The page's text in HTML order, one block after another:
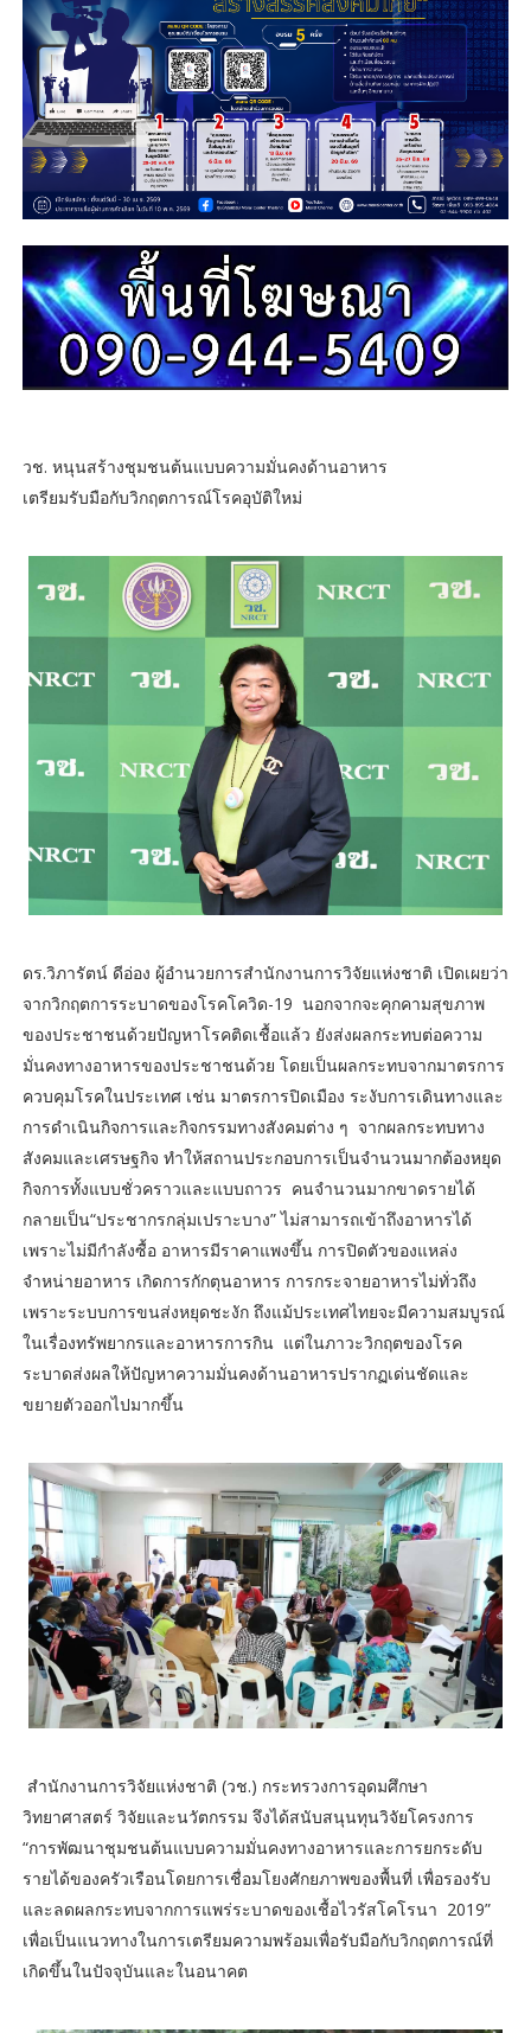
วช. หนุนสร้างชุมชนต้นแบบความมั่นคงด้านอาหาร
เตรียมรับมือกับวิกฤตการณ์โรคอุบัติใหม่
ดร.วิภารัตน์ ดีอ่อง ผู้อำนวยการสำนักงานการวิจัยแห่งชาติ เปิดเผยว่า
จากวิกฤตการระบาดของโรคโควิด-19 นอกจากจะคุกคามสุขภาพ
ของประชาชนด้วยปัญหาโรคติดเชื้อแล้ว ยังส่งผลกระทบต่อความ
มั่นคงทางอาหารของประชาชนด้วย โดยเป็นผลกระทบจากมาตรการ
ควบคุมโรคในประเทศ เช่น มาตรการปิดเมือง ระงับการเดินทางและ
การดำเนินกิจการและกิจกรรมทางสังคมต่าง ๆ จากผลกระทบทาง
สังคมและเศรษฐกิจ ทำให้สถานประกอบการเป็นจำนวนมากต้องหยุด
กิจการทั้งแบบชั่วคราวและแบบถาวร คนจำนวนมากขาดรายได้
กลายเป็น“ประชากรกลุ่มเปราะบาง” ไม่สามารถเข้าถึงอาหารได้
เพราะไม่มีกำลังซื้อ อาหารมีราคาแพงขึ้น การปิดตัวของแหล่ง
จำหน่ายอาหาร เกิดการกักตุนอาหาร การกระจายอาหารไม่ทั่วถึง
เพราะระบบการขนส่งหยุดชะงัก ถึงแม้ประเทศไทยจะมีความสมบูรณ์
ในเรื่องทรัพยากรและอาหารการกิน แต่ในภาวะวิกฤตของโรค
ระบาดส่งผลให้ปัญหาความมั่นคงด้านอาหารปรากฏเด่นชัดและ
ขยายตัวออกไปมากขึ้น
สำนักงานการวิจัยแห่งชาติ (วช.) กระทรวงการอุดมศึกษา
วิทยาศาสตร์ วิจัยและนวัตกรรม จึงได้สนับสนุนทุนวิจัยโครงการ
“การพัฒนาชุมชนต้นแบบความมั่นคงทางอาหารและการยกระดับ
รายได้ของครัวเรือนโดยการเชื่อมโยงศักยภาพของพื้นที่ เพื่อรองรับ
และลดผลกระทบจากการแพร่ระบาดของเชื้อไวรัสโคโรนา 2019”
เพื่อเป็นแนวทางในการเตรียมความพร้อมเพื่อรับมือกับวิกฤตการณ์ที่
เกิดขึ้นในปัจจุบันและในอนาคต